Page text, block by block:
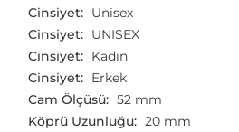
Cinsiyet: Unisex
Cinsiyet: UNISEX
Cinsiyet: Kadın
Cinsiyet: Erkek
Cam Ölçüsü: 52 mm
Köprü Uzunluğu: 20 mm